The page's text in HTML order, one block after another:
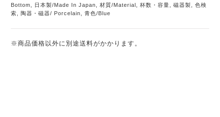
Bottom
日本製/Made In Japan ,材質/Material ,杯数・容量 ,磁器製 ,色検
索
,陶器・磁器/ Porcelain ,青色/Blue
※商品価格以外に別途送料がかかります。